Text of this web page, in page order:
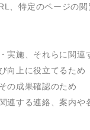
、特定のページの
施、それらに関
向上に役立てるため
の成果確認のため
連する連絡、案内や